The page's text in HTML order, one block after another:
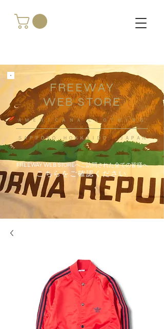
FREEWAY
WEB STORE
​ＡＭＥＲＩＣＡＮＡ ＣＬＯＴＨＩＮＧ
ＳＡＰＰＯＲＯ ＨＯＫＫＡＩＤＯ ，ＪＡＰＡＮ
FREEWAY WEB STOREへご訪問された全ての皆様へ
こちらをご確認ください